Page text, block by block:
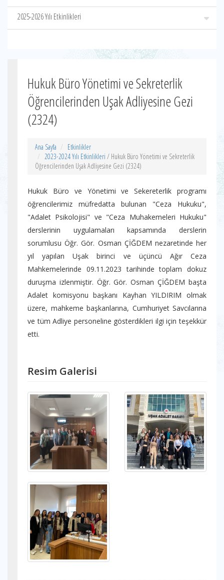
2025-2026 Yılı Etkinlikleri
Hukuk Büro Yönetimi ve Sekreterlik
Öğrencilerinden Uşak Adliyesine Gezi
(2324)
Ana Sayfa
Etkinlikler
2023-2024 Yılı Etkinlikleri / Hukuk Büro Yönetimi ve Sekreterlik
Öğrencilerinden Uşak Adliyesine Gezi (2324)
Hukuk Büro ve Yönetimi ve Sekereterlik programı
öğrencilerimiz müfredatta bulunan "Ceza Hukuku",
"Adalet Psikolojisi" ve "Ceza Muhakemeleri Hukuku"
derslerinin uygulamaları kapsamında derslerin
sorumlusu Öğr. Gör. Osman ÇİĞDEM nezaretinde her
yıl yapılan Uşak birinci ve üçüncü Ağır Ceza
Mahkemelerinde 09.11.2023 tarihinde toplam dokuz
duruşma izlenmiştir. Öğr. Gör. Osman ÇİĞDEM başta
Adalet komisyonu başkanı Kayhan YILDIRIM olmak
üzere, mahkeme başkanlarına, Cumhuriyet Savcılarına
ve tüm Adliye personeline gösterdikleri ilgi için teşekkür
etti.
Resim Galerisi